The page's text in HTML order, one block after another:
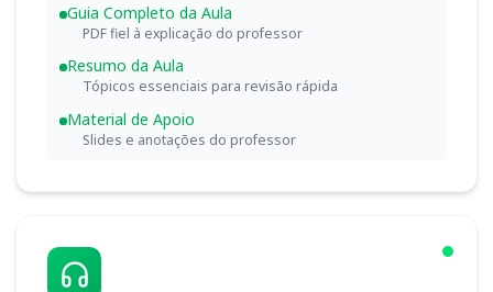
Guia Completo da Aula
PDF fiel à explicação do professor
Resumo da Aula
Tópicos essenciais para revisão rápida
Material de Apoio
Slides e anotações do professor